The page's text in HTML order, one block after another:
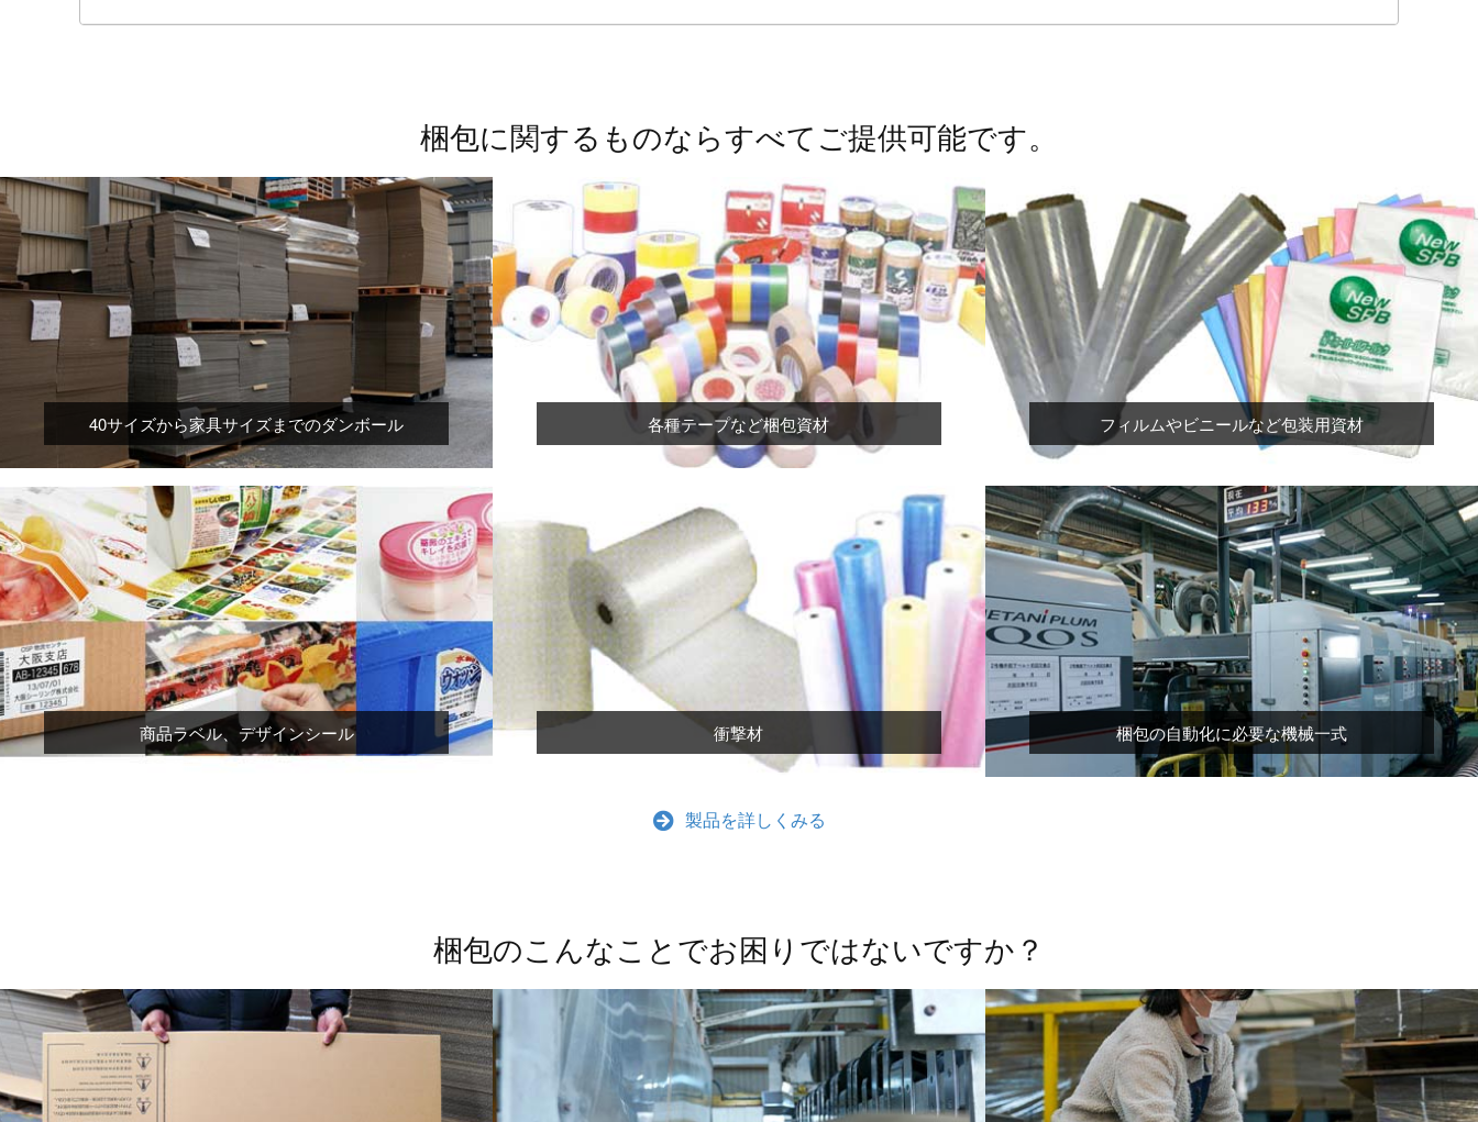
梱包に関するものならすべてご提供可能です。
40サイズから家具サイズまでのダンボール 各種テープなど梱包資材 フィルムやビニールなど包装用資材
商品ラベル、デザインシール 衝撃材 梱包の自動化に必要な機械一式
製品を詳しくみる
梱包のこんなことでお困りではないですか？